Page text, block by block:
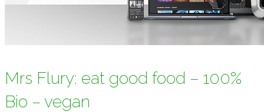
Mrs Flury: eat good food – 100%
Bio – vegan